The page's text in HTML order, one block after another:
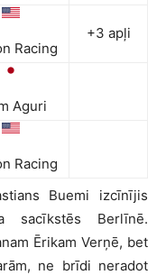
Racing
+3 apļi
Aguri
Racing
Buemi izcīnījis
sacīkstēs Berlīnē.
Ērikam Verņē, bet
ne brīdi neradot